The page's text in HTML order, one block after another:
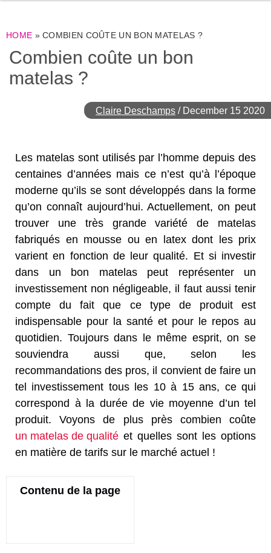
HOME »COMBIEN COÛTE UN BON MATELAS ?
Combien coûte un bon
matelas ?
Claire Deschamps / December 15 2020
Les matelas sont utilisés par l’homme depuis des
centaines d’années mais ce n’est qu’à l’époque
moderne qu’ils se sont développés dans la forme
qu’on connaît aujourd’hui. Actuellement, on peut
trouver une très grande variété de matelas
fabriqués en mousse ou en latex dont les prix
varient en fonction de leur qualité. Et si investir
dans un bon matelas peut représenter un
investissement non négligeable, il faut aussi tenir
compte du fait que ce type de produit est
indispensable pour la santé et pour le repos au
quotidien. Toujours dans le même esprit, on se
souviendra aussi que, selon les
recommandations des pros, il convient de faire un
tel investissement tous les 10 à 15 ans, ce qui
correspond à la durée de vie moyenne d’un tel
produit. Voyons de plus près combien coûte
un matelas de qualité et quelles sont les options
en matière de tarifs sur le marché actuel !
Contenu de la page